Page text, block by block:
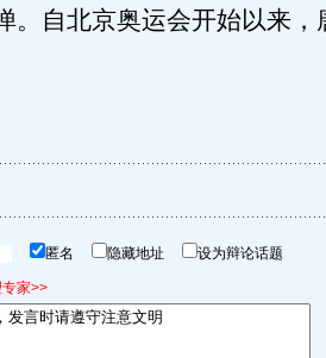
。自北京奥运会开始以来，
匿名 隐藏地址 设为辩论话题
家>>